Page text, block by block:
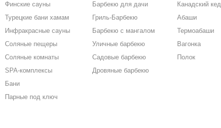
Финские сауны
Турецкие бани хамам
Инфракрасные сауны
Соляные пещеры
Соляные комнаты
SPA-комплексы
Бани
Парные под ключ
Барбекю для дачи
Гриль-Барбекю
Барбекю с мангалом
Уличные барбекю
Садовые барбекю
Дровяные барбекю
Канадский
Абаши
Термоабаши
Вагонка
Полок